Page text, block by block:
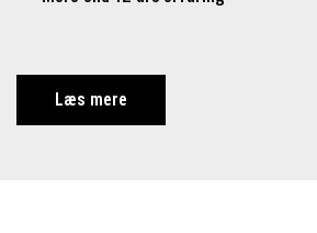
Læs mere